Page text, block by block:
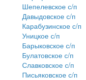
Шепелевское с/п
Давыдовское с/п
Карабузинское с/п
Уницкое с/п
Барыковское с/п
Булатовское с/п
Славковское с/п
Письяковское с/п